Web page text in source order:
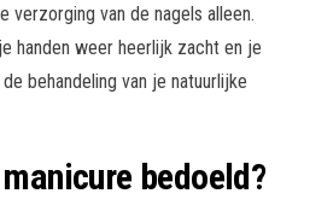
verzorging van de nagels alleen.
handen weer heerlijk zacht en je
behandeling van je natuurlijke
bedoeld?